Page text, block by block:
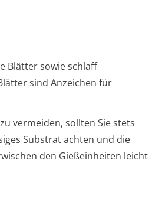
Blätter sowie schlaff
sind Anzeichen für
vermeiden, sollten Sie stets
Substrat achten und die
den Gießeinheiten leicht